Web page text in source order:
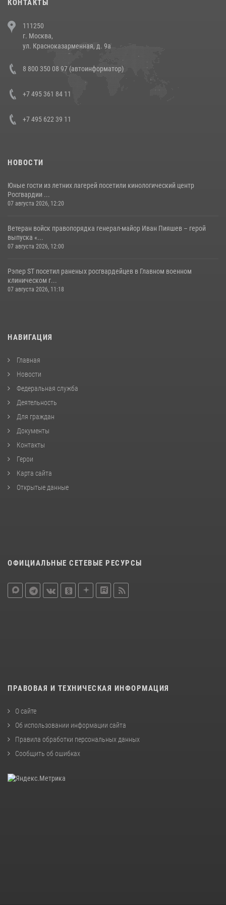
напавших на бригаду скорой помощи (видео)
14 июля 2026, 12:20
В Росгвардии прошла военно-научная конференция по обобщению
боевого опыта
КОНТАКТЫ
111250
г. Москва,
ул. Красноказарменная, д. 9а
8 800 350 08 97 (автоинформатор)
+7 495 361 84 11
+7 495 622 39 11
НОВОСТИ
Юные гости из летних лагерей посетили кинологический центр
Росгвардии ...
07 августа 2026, 12:20
Ветеран войск правопорядка генерал-майор Иван Пияшев – герой
выпуска «...
07 августа 2026, 12:00
Рэпер ST посетил раненых росгвардейцев в Главном военном
клиническом г...
07 августа 2026, 11:18
НАВИГАЦИЯ
Главная
Новости
Федеральная служба
Деятельность
Для граждан
Документы
Контакты
Герои
Карта сайта
Открытые данные
ОФИЦИАЛЬНЫЕ СЕТЕВЫЕ РЕСУРСЫ
ПРАВОВАЯ И ТЕХНИЧЕСКАЯ ИНФОРМАЦИЯ
О сайте
Об использовании информации сайта
Правила обработки персональных данных
Сообщить об ошибках